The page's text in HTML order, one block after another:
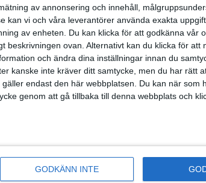
av annonsering och innehåll,
kan vi och våra leverantörer använda exakta
av enheten. Du kan klicka för att godkänna vår
beskrivningen ovan. Alternativt kan du klicka för att
och ändra dina inställningar innan du
kanske inte kräver ditt samtycke, men du har rätt
endast den här webbplatsen. Du kan när som
genom att gå tillbaka till denna webbplats och
GODKÄNN INTE
Halvmaraton avgjordes i
och väldigt lite vind. Totalt
kom till sta...
Finnkampen
världens äldsta och största
läktare på Stockholms
VM-formen